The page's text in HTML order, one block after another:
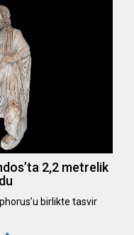
2,2 metrelik
birlikte tasvir